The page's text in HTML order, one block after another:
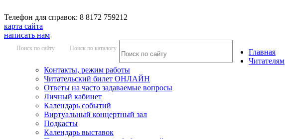
Телефон для справок: 8 8172 759212
карта сайта
написать нам
Поиск по сайту Поиск по каталогу
Главная
Читателям
Контакты, режим работы
Читательский билет ОНЛАЙН
Ответы на часто задаваемые вопросы
Личный кабинет
Календарь событий
Виртуальный концертный зал
Подкасты
Календарь выставок